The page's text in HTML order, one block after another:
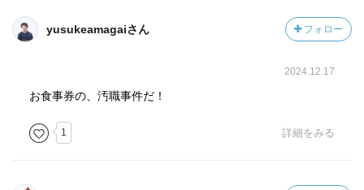
yusukeamagaiさん フォロー
2024.12.17
お食事券の、汚職事件だ！
1 詳細をみる